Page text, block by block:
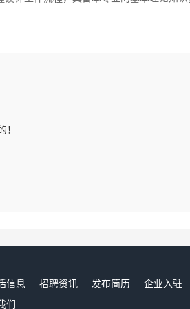
！
信息 招聘资讯 发布简历 企业入驻
们